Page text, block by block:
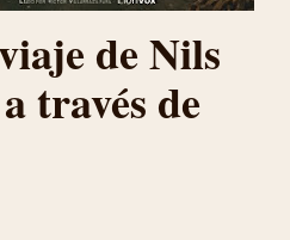
de Nils
través de